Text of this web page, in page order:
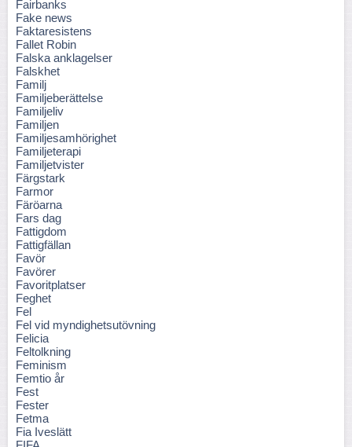
Fairbanks
Fake news
Faktaresistens
Fallet Robin
Falska anklagelser
Falskhet
Familj
Familjeberättelse
Familjeliv
Familjen
Familjesamhörighet
Familjeterapi
Familjetvister
Färgstark
Farmor
Färöarna
Fars dag
Fattigdom
Fattigfällan
Favör
Favörer
Favoritplatser
Feghet
Fel
Fel vid myndighetsutövning
Felicia
Feltolkning
Feminism
Femtio år
Fest
Fester
Fetma
Fia Iveslätt